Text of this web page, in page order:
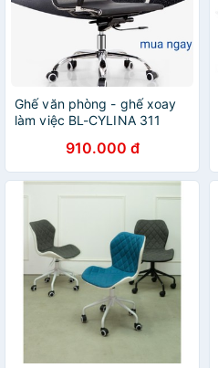
Ghế văn phòng - ghế xoay
làm việc BL-CYLINA 311
910.000 đ